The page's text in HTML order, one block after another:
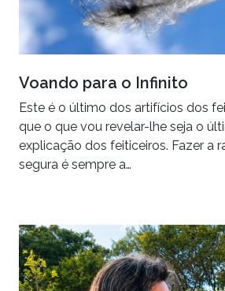
Voando para o Infinito
Este é o último dos artifícios dos
que o que vou revelar-lhe seja o
explicação dos feiticeiros. Fazer a
segura é sempre a…